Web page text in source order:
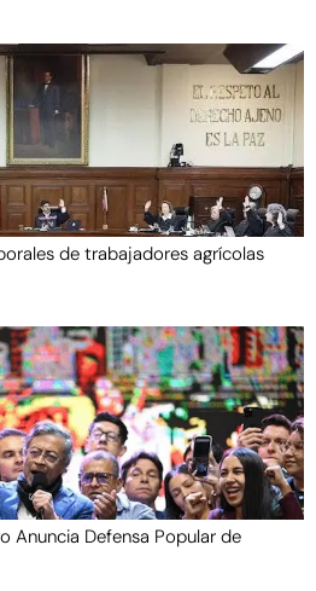
de trabajadores agrícolas
Anuncia Defensa Popular de